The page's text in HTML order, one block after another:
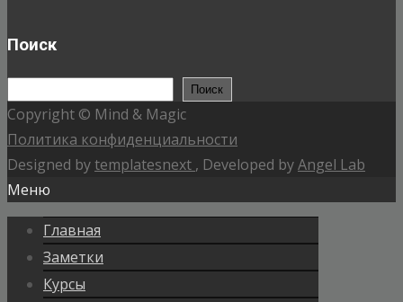
Поиск
Поиск
Copyright © Mind & Magic
Политика конфиденциальности
Designed bytemplatesnext , Developed byAngel Lab
Меню
Главная
Заметки
Курсы